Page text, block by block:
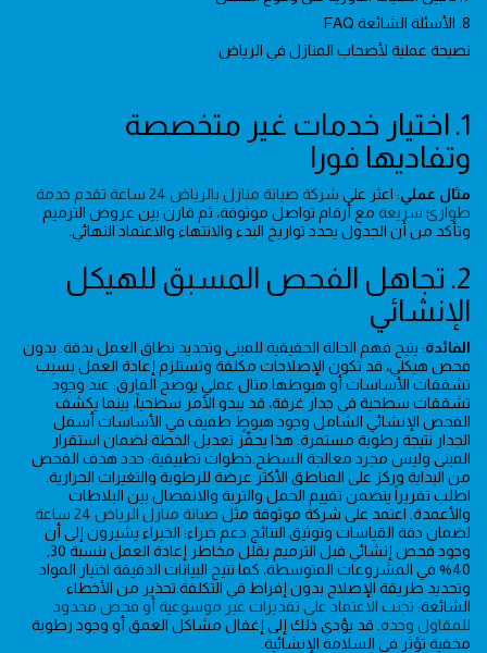
8. الأسئلة الشائعة FAQ
نصيحة عملية لأصحاب المنازل في الرياض
1. اختيار خدمات غير متخصصة
وتفاديها فورا
مثال عملي: اعثر على
شركة صيانة منازل بالرياض 24 ساعة تقدم خدمة
طوارئ سريعة مع أرقام تواصل موثوقة، ثم قارن بين عروض الترميم
وتأكد من أن الجدول يحدد تواريخ البدء والانتهاء والاعتماد النهائي.
2. تجاهل الفحص المسبق للهيكل
الإنشائي
الفائدة: يتيح فهم الحالة الحقيقية للمبنى وتحديد نطاق العمل بدقة. بدون
فحص هيكلي، قد تكون الإصلاحات مكلفة وتستلزم إعادة العمل بسبب
تشققات الأساسات أو هبوطها.مثال عملي يوضح الفارق: عند وجود
تشققات سطحية في جدار غرفة، قد يبدو الأمر سطحياً، بينما يكشف
الفحص الإنشائي الشامل وجود هبوطٍ طفيف في الأساسات أسفل
الجدار نتيجة رطوبة مستمرة. هذا يحفّز تعديل الخطة لضمان استقرار
المبنى وليس مجرد معالجة السطح.خطوات تطبيقية: حدد هدف الفحص
من البداية وركز على المناطق الأكثر عرضة للرطوبة والتغيرات الحرارية.
اطلب تقريراً يتضمن تقييم الحمل والتربة والانفصال بين البلاطات
والأعمدة. اعتمد على شركة موثوقة مثل صيانة منازل الرياض 24 ساعة
لضمان دقة القياسات وتوثيق النتائج.دعم خبراء: الخبراء يشيرون إلى أن
40% في المشروعات المتوسطة، كما تتيح البيانات الدقيقة اختيار المواد
وتحديد طريقة الإصلاح بدون إفراط في التكلفة.تحذير من الأخطاء
الشائعة: تجنب الاعتماد على تقديرات غير موسوعية أو فحص محدود
للمقاول وحده . قد يؤدي ذلك إلى إغفال مشاكل العمق أو وجود رطوبة
مخفية تؤثر في السلامة الإنشائية.